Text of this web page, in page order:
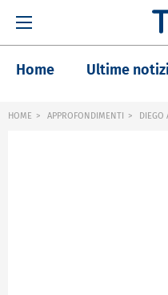
Home Ultime
HOME APPROFONDIMENTI DIEGO